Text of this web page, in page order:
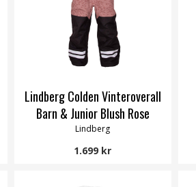
Lindberg Colden Vinteroverall
Barn & Junior Blush Rose
Lindberg
1.699 kr